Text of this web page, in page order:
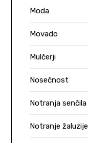
Moda
Movado
Mulčerji
Nosečnost
Notranja senčila
Notranje žaluzije